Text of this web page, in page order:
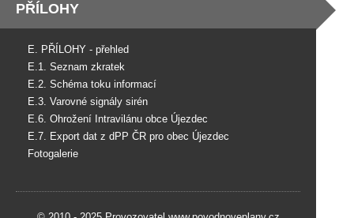
PŘÍLOHY
E. PŘÍLOHY - přehled
E.1. Seznam zkratek
E.2. Schéma toku informací
E.3. Varovné signály sirén
E.6. Ohrožení Intravilánu obce Újezdec
E.7. Export dat z dPP ČR pro obec Újezdec
Fotogalerie